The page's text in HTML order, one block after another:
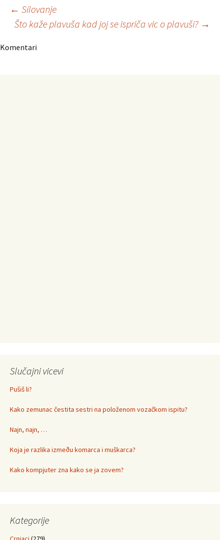
Navigacija
članaka
← Silovanje
Što kaže plavuša kad joj se ispriča vic o plavuši? →
Komentari
Slučajni vicevi
Pušiš li?
Kako zemunac čestita sestri na položenom vozačkom ispitu?
Najn, najn, …
Koja je razlika izmeðu komarca i muškarca?
Kako kompjuter zna kako se ja zovem?
Kategorije